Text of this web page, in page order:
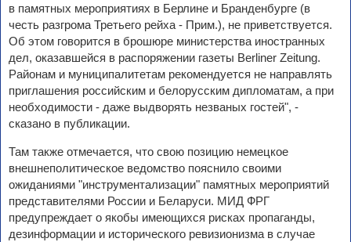
в памятных мероприятиях в Берлине и Бранденбурге (в
честь разгрома Третьего рейха - Прим.), не приветствуется.
Об этом говорится в брошюре министерства иностранных
дел, оказавшейся в распоряжении газеты Berliner Zeitung.
Районам и муниципалитетам рекомендуется не направлять
приглашения российским и белорусским дипломатам, а при
необходимости - даже выдворять незваных гостей", -
сказано в публикации.
Там также отмечается, что свою позицию немецкое
внешнеполитическое ведомство пояснило своими
ожиданиями "инструментализации" памятных мероприятий
представителями России и Беларуси. МИД ФРГ
предупреждает о якобы имеющихся рисках пропаганды,
дезинформации и исторического ревизионизма в случае